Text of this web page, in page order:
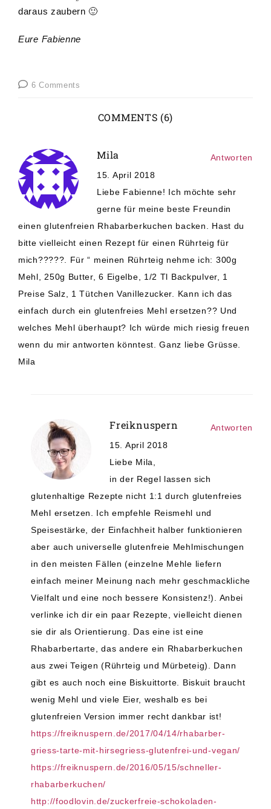
daraus zaubern 🙂
Eure Fabienne
6 Comments
COMMENTS (6)
Mila
15. April 2018
Liebe Fabienne! Ich möchte sehr
gerne für meine beste Freundin
einen glutenfreien Rhabarberkuchen backen. Hast du
bitte vielleicht einen Rezept für einen Rührteig für
mich?????. Für “ meinen Rührteig nehme ich: 300g
Mehl, 250g Butter, 6 Eigelbe, 1/2 Tl Backpulver, 1
Preise Salz, 1 Tütchen Vanillezucker. Kann ich das
einfach durch ein glutenfreies Mehl ersetzen?? Und
welches Mehl überhaupt? Ich würde mich riesig freuen
wenn du mir antworten könntest. Ganz liebe Grüsse.
Mila
Antworten
Freiknuspern
15. April 2018
Liebe Mila,
in der Regel lassen sich
glutenhaltige Rezepte nicht 1:1 durch glutenfreies
Mehl ersetzen. Ich empfehle Reismehl und
Speisestärke, der Einfachheit halber funktionieren
aber auch universelle glutenfreie Mehlmischungen
in den meisten Fällen (einzelne Mehle liefern
einfach meiner Meinung nach mehr geschmackliche
Vielfalt und eine noch bessere Konsistenz!). Anbei
verlinke ich dir ein paar Rezepte, vielleicht dienen
sie dir als Orientierung. Das eine ist eine
Rhabarbertarte, das andere ein Rhabarberkuchen
aus zwei Teigen (Rührteig und Mürbeteig). Dann
gibt es auch noch eine Biskuittorte. Biskuit braucht
wenig Mehl und viele Eier, weshalb es bei
glutenfreien Version immer recht dankbar ist!
https://freiknuspern.de/2017/04/14/rhabarber-
griess-tarte-mit-hirsegriess-glutenfrei-und-vegan/
https://freiknuspern.de/2016/05/15/schneller-
rhabarberkuchen/
http://foodlovin.de/zuckerfreie-schokoladen-
Antworten